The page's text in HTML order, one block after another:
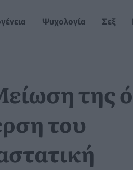
Ψυχολογία Σεξ
της
του